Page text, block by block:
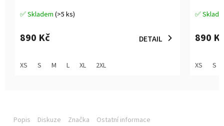
Průměrné
produktu
je
z
✅ Skladem (>5 ks)
890 Kč DETAIL
XS S M L XL 2XL
Průměrné
produktu
je
z
✅
890
XS S
Popis Diskuze Značka Ostatní informace